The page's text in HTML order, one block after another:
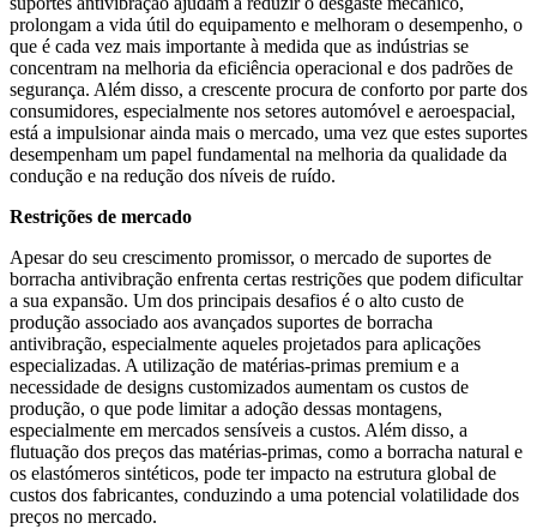
prolongam a vida útil do equipamento e melhoram o desempenho, o
que é cada vez mais importante à medida que as indústrias se
concentram na melhoria da eficiência operacional e dos padrões de
segurança. Além disso, a crescente procura de conforto por parte dos
consumidores, especialmente nos setores automóvel e aeroespacial,
está a impulsionar ainda mais o mercado, uma vez que estes suportes
desempenham um papel fundamental na melhoria da qualidade da
condução e na redução dos níveis de ruído.
Restrições de mercado
Apesar do seu crescimento promissor, o mercado de suportes de
borracha antivibração enfrenta certas restrições que podem dificultar
a sua expansão. Um dos principais desafios é o alto custo de
produção associado aos avançados suportes de borracha
antivibração, especialmente aqueles projetados para aplicações
especializadas. A utilização de matérias-primas premium e a
necessidade de designs customizados aumentam os custos de
produção, o que pode limitar a adoção dessas montagens,
especialmente em mercados sensíveis a custos. Além disso, a
flutuação dos preços das matérias-primas, como a borracha natural e
os elastómeros sintéticos, pode ter impacto na estrutura global de
custos dos fabricantes, conduzindo a uma potencial volatilidade dos
preços no mercado.